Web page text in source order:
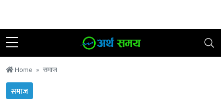
Home समाज
समाज